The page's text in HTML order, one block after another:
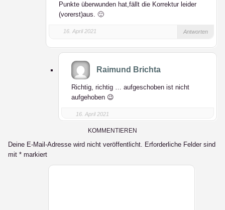
Punkte überwunden hat,fällt die Korrektur leider
(vorerst)aus. 🙂
16. April 2021 Antworten
Raimund Brichta
Richtig, richtig … aufgeschoben ist nicht
aufgehoben 😉
16. April 2021
KOMMENTIEREN
Deine E-Mail-Adresse wird nicht veröffentlicht. Erforderliche Felder sind
mit * markiert